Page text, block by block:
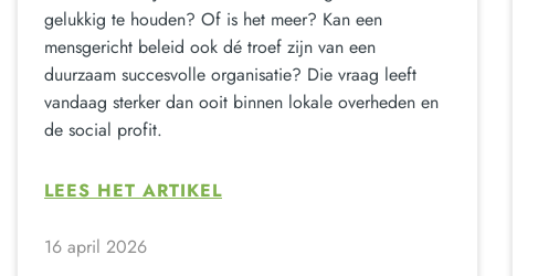
gelukkig te houden? Of is het meer? Kan een
mensgericht beleid ook dé troef zijn van een
duurzaam succesvolle organisatie? Die vraag leeft
vandaag sterker dan ooit binnen lokale overheden en
de social profit.
LEES HET ARTIKEL
16 april 2026